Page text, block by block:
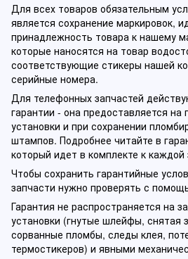
Для всех товаров обязательным
является сохранение маркировок,
принадлежность товара к нашему
которые наносятся на товар
соответствующие стикеры нашей
серийные номера.
Для телефонных запчастей
гарантии - она предоставляется на
установки и при сохранении
штампов. Подробнее читайте в
который идет в комплекте к каждой
Чтобы сохранить гарантийные
запчасти нужно проверять с
Гарантия не распространяется на
установки (гнутые шлейфы, снятая
сорванные пломбы, следы клея,
термостикеров) и явными